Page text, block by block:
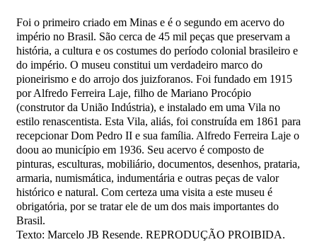
Foi o primeiro criado em Minas e é o segundo em acervo do
império no Brasil. São cerca de 45 mil peças que preservam a
história, a cultura e os costumes do período colonial brasileiro e
do império. O museu constitui um verdadeiro marco do
pioneirismo e do arrojo dos juizforanos. Foi fundado em 1915
por Alfredo Ferreira Laje, filho de Mariano Procópio
(construtor da União Indústria), e instalado em uma Vila no
estilo renascentista. Esta Vila, aliás, foi construída em 1861 para
recepcionar Dom Pedro II e sua família. Alfredo Ferreira Laje o
doou ao município em 1936. Seu acervo é composto de
pinturas, esculturas, mobiliário, documentos, desenhos, prataria,
armaria, numismática, indumentária e outras peças de valor
histórico e natural. Com certeza uma visita a este museu é
obrigatória, por se tratar ele de um dos mais importantes do
Brasil.
Texto: Marcelo JB Resende. REPRODUÇÃO PROIBIDA.